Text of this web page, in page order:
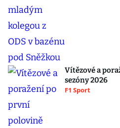
Vítězové a
sezóny 2026
F1 Sport